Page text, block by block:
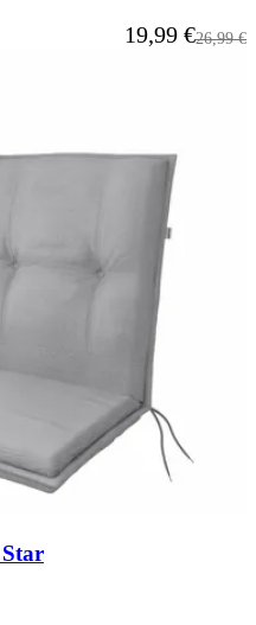
Ab
19,99 €26,99 €